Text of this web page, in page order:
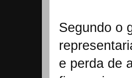
Segundo o
e perda de